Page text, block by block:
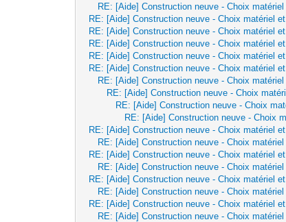
RE: [Aide] Construction neuve - Choix
RE: [Aide] Construction neuve - Choix matériel
RE: [Aide] Construction neuve - Choix matériel
RE: [Aide] Construction neuve - Choix matériel
RE: [Aide] Construction neuve - Choix matériel
RE: [Aide] Construction neuve - Choix matériel
RE: [Aide] Construction neuve - Choix
RE: [Aide] Construction neuve - Choix
RE: [Aide] Construction neuve - Choix
RE: [Aide] Construction neuve - Choix
RE: [Aide] Construction neuve - Choix matériel
RE: [Aide] Construction neuve - Choix
RE: [Aide] Construction neuve - Choix matériel
RE: [Aide] Construction neuve - Choix
RE: [Aide] Construction neuve - Choix matériel
RE: [Aide] Construction neuve - Choix
RE: [Aide] Construction neuve - Choix matériel
RE: [Aide] Construction neuve - Choix